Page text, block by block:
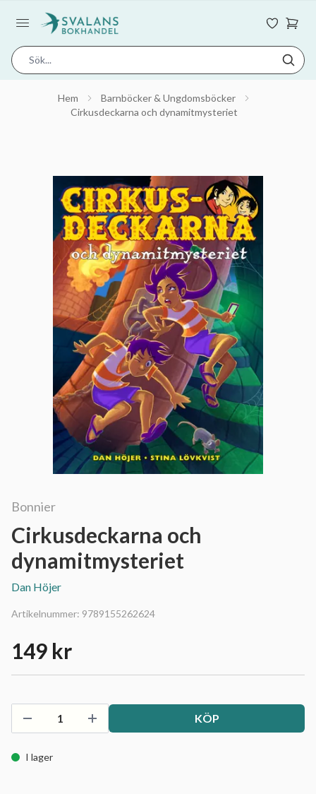
Hem
Barnböcker & Ungdomsböcker
Cirkusdeckarna och dynamitmysteriet
Bonnier
Cirkusdeckarna och
dynamitmysteriet
Dan Höjer
Artikelnummer: 9789155262624
149 kr
KÖP
I lager